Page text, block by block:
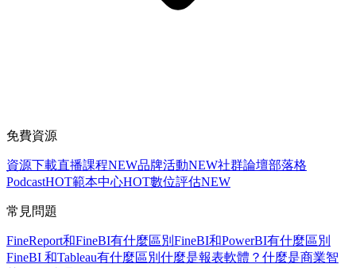
免費資源
資源下載直播課程NEW品牌活動NEW社群論壇部落格
PodcastHOT範本中心HOT數位評估NEW
常見問題
FineReport和FineBI有什麼區別 FineBI和PowerBI有什麼區別
FineBI 和Tableau有什麼區別 什麼是報表軟體？ 什麼是商業智